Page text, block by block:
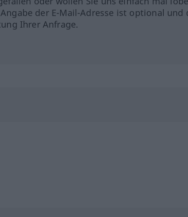
der E-Mail-Adresse ist optional und
Ihrer Anfrage.